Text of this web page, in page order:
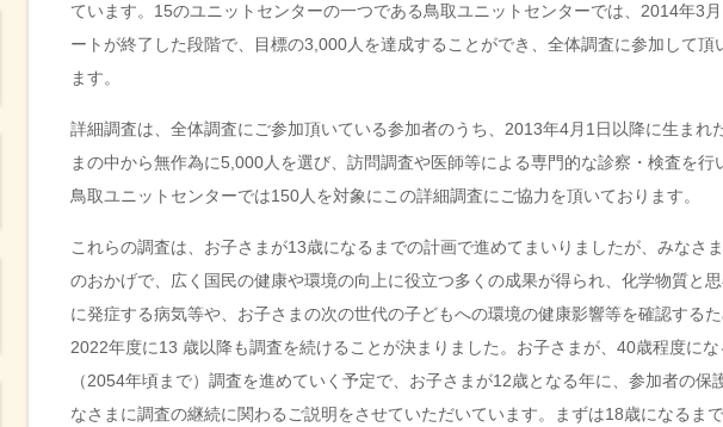
ています。 15のユニットセンターの一つである鳥取ユニットセンターでは、 2014年3
ートが終了した段階で、目標の3,000人を達成することができ、全体調査に参加して頂
ます。
詳細調査は、全体調査にご参加頂いている参加者のうち、 2013年4月 1 日以降に生まれ
まの中から無作為に5,000人を選び、訪問調査や医師等による専門的な診察・検査を行
鳥取ユニットセンターでは150人を対象にこの詳細調査にご協力を頂いております。
これらの調査は、お子さまが13歳になるまでの計画で進めてまいりましたが、みなさ
のおかげで、広く国民の健康や環境の向上に役立つ多くの成果が得られ、化学物質と
に発症する病気等や、お子さまの次の世代の子どもへの環境の健康影響等を確認するた
2022年度に13 歳以降も調査を続けることが決まりました。お子さまが、 40歳程度に
（2054年頃まで）調査を進めていく予定で、お子さまが12歳となる年に、参加者の保
なさまに調査の継続に関わるご説明をさせていただいています。まずは18歳になるま